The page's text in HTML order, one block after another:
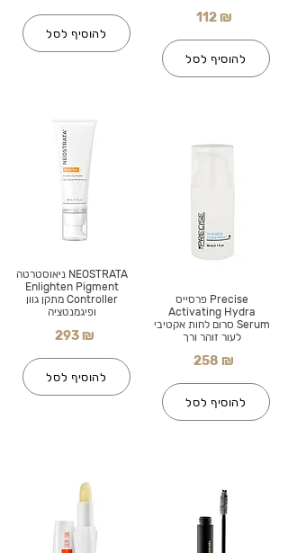
להוסיף לסל
NEOSTRATA ניאוסטרטה
Enlighten Pigment
Controller מתקן גוון
ופיגמנטציה
293 ₪
להוסיף לסל
112 ₪
להוסיף לסל
Precise פרסייס
Activating Hydra
Serum סרום לחות אקטיבי
לעור זוהר ורך
258 ₪
להוסיף לסל